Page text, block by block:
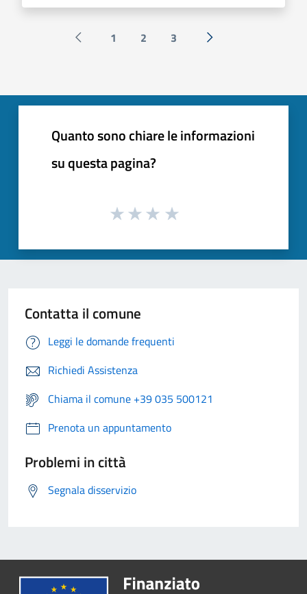
Pagina precedente
1 2 3 Successiva »
Quanto sono chiare le informazioni
su questa pagina?
Contatta il comune
Leggi le domande frequenti
Richiedi Assistenza
Chiama il comune +39 035 500121
Prenota un appuntamento
Problemi in città
Segnala disservizio